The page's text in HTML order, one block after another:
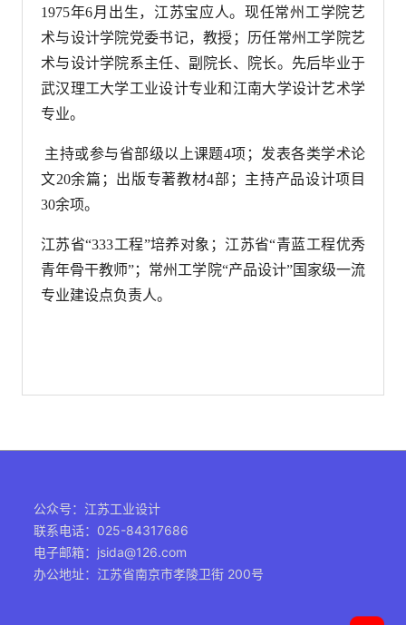
1975年6月出生，江苏宝应人。现任常州工学院艺
术与设计学院党委书记，教授；历任常州工学院艺
术与设计学院系主任、副院长、院长。先后毕业于
武汉理工大学工业设计专业和江南大学设计艺术学
专业。
主持或参与省部级以上课题4项；发表各类学术论
文20余篇；出版专著教材4部；主持产品设计项目
30余项。
江苏省“333工程”培养对象；江苏省“青蓝工程优秀
青年骨干教师”；常州工学院“产品设计”国家级一流
专业建设点负责人。
公众号：江苏工业设计
联系电话：025-84317686
电子邮箱：jsida@126.com
办公地址：江苏省南京市孝陵卫街 200号